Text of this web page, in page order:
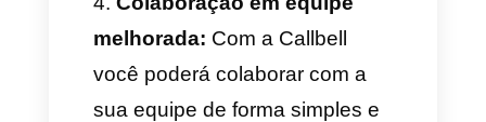
os fluxos de atendimento, a
comunicação dependendo do
tipo de cliente, você poderia